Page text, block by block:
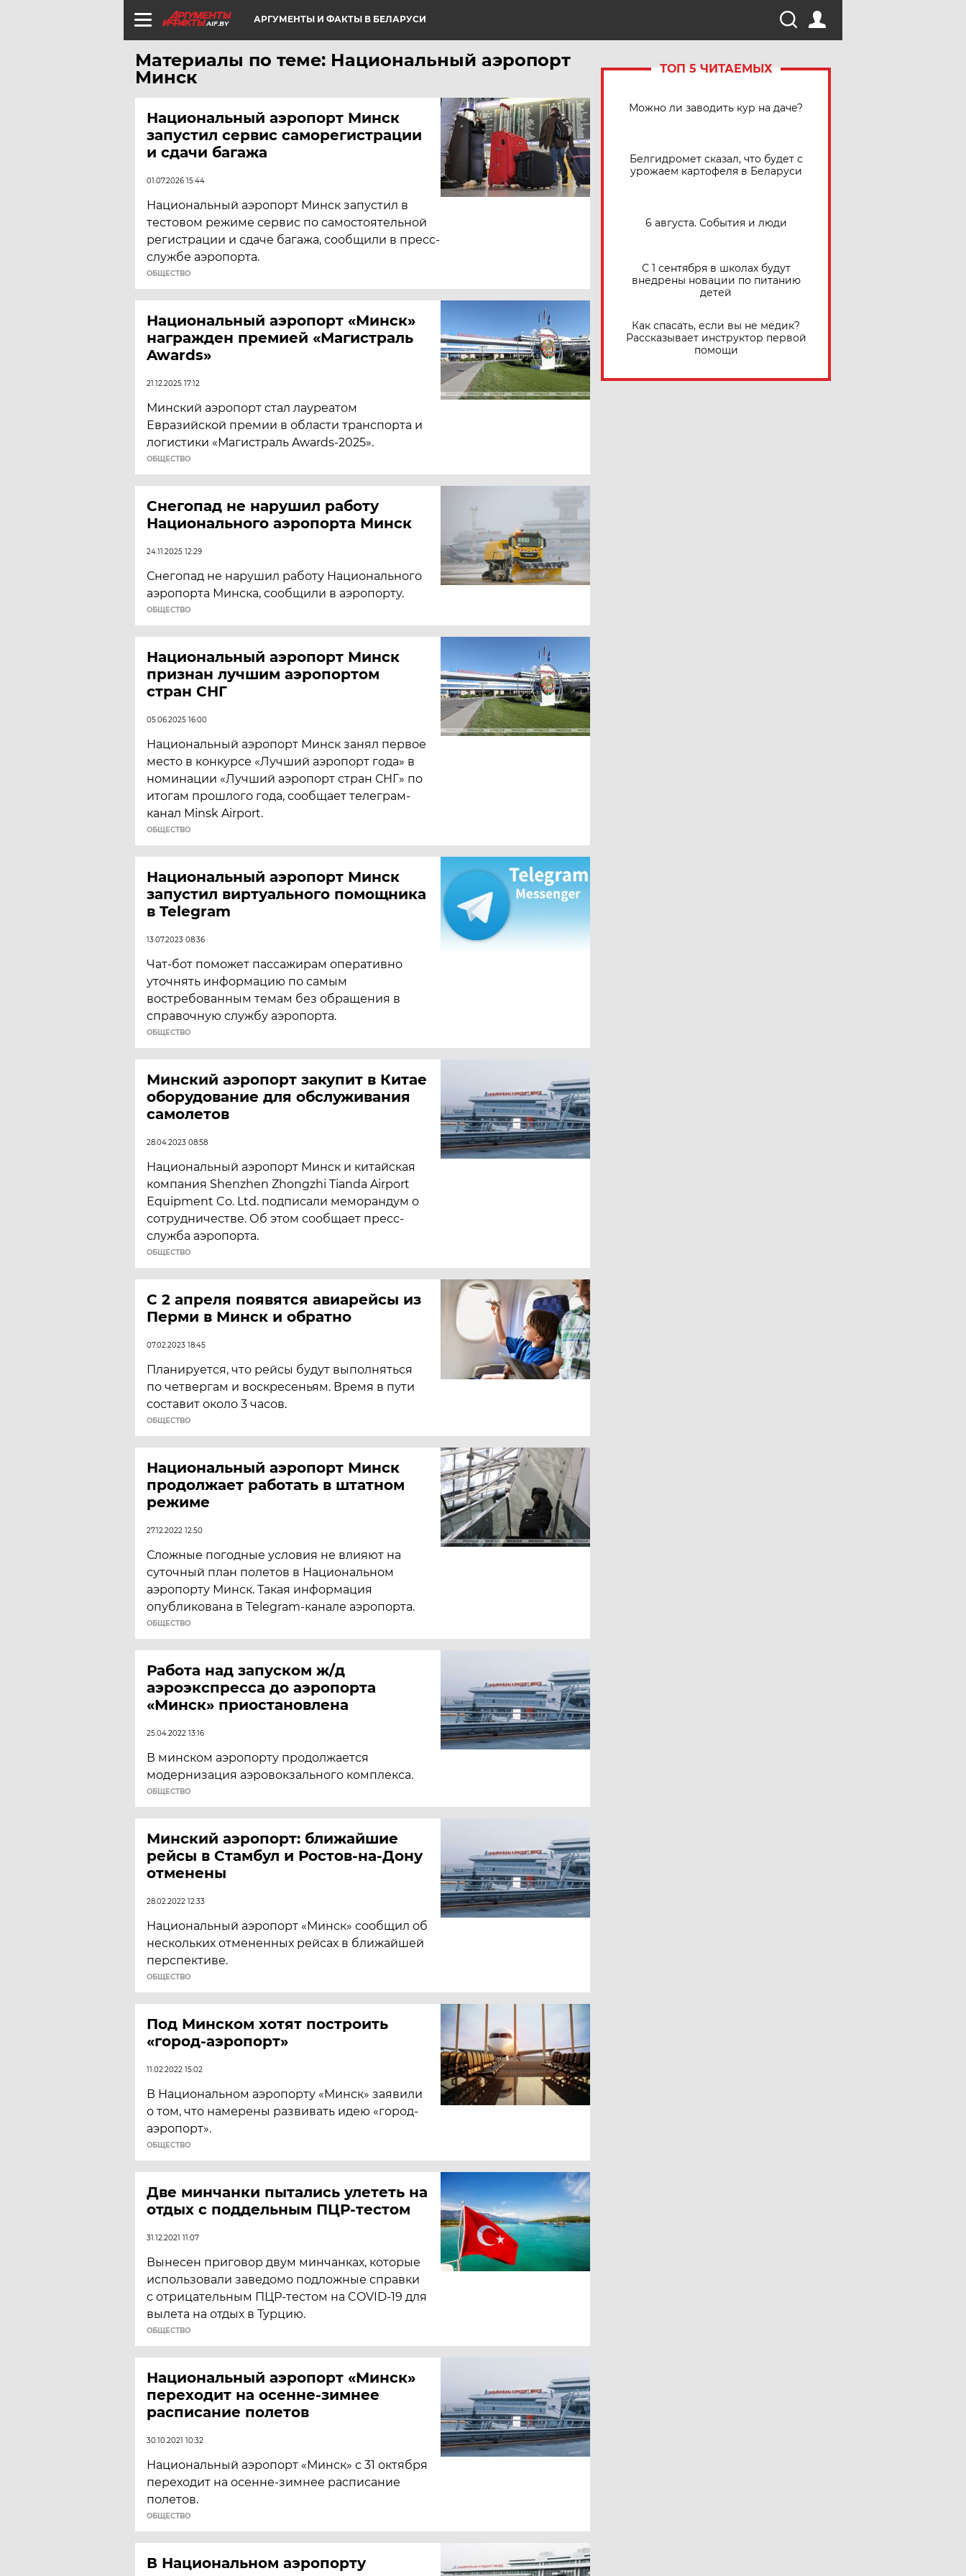
AIF.BY АРГУМЕНТЫ И ФАКТЫ В БЕЛАРУСИ
Материалы по теме: Национальный аэропорт
Минск
Национальный аэропорт Минск
запустил сервис саморегистрации
и сдачи багажа
01.07.2026 15:44
Национальный аэропорт Минск запустил в
тестовом режиме сервис по самостоятельной
регистрации и сдаче багажа, сообщили в пресс-
службе аэропорта.
ОБЩЕСТВО
Национальный аэропорт «Минск»
награжден премией «Магистраль
Awards»
21.12.2025 17:12
Минский аэропорт стал лауреатом
Евразийской премии в области транспорта и
логистики «Магистраль Awards-2025».
ОБЩЕСТВО
Снегопад не нарушил работу
Национального аэропорта Минск
24.11.2025 12:29
Снегопад не нарушил работу Национального
аэропорта Минска, сообщили в аэропорту.
ОБЩЕСТВО
Национальный аэропорт Минск
признан лучшим аэропортом
стран СНГ
05.06.2025 16:00
Национальный аэропорт Минск занял первое
место в конкурсе «Лучший аэропорт года» в
номинации «Лучший аэропорт стран СНГ» по
итогам прошлого года, сообщает телеграм-
канал Minsk Airport.
ОБЩЕСТВО
Национальный аэропорт Минск
запустил виртуального помощника
в Telegram
13.07.2023 08:36
Чат-бот поможет пассажирам оперативно
уточнять информацию по самым
востребованным темам без обращения в
справочную службу аэропорта.
ОБЩЕСТВО
Минский аэропорт закупит в Китае
оборудование для обслуживания
самолетов
28.04.2023 08:58
Национальный аэропорт Минск и китайская
компания Shenzhen Zhongzhi Tianda Airport
Equipment Co. Ltd. подписали меморандум о
сотрудничестве. Об этом сообщает пресс-
служба аэропорта.
ОБЩЕСТВО
С 2 апреля появятся авиарейсы из
Перми в Минск и обратно
07.02.2023 18:45
Планируется, что рейсы будут выполняться
по четвергам и воскресеньям. Время в пути
составит около 3 часов.
ОБЩЕСТВО
Национальный аэропорт Минск
продолжает работать в штатном
режиме
27.12.2022 12:50
Сложные погодные условия не влияют на
суточный план полетов в Национальном
аэропорту Минск. Такая информация
опубликована в Тelegram-канале аэропорта.
ОБЩЕСТВО
Работа над запуском ж/д
аэроэкспресса до аэропорта
«Минск» приостановлена
25.04.2022 13:16
В минском аэропорту продолжается
модернизация аэровокзального комплекса.
ОБЩЕСТВО
Минский аэропорт: ближайшие
рейсы в Стамбул и Ростов-на-Дону
отменены
28.02.2022 12:33
Национальный аэропорт «Минск» сообщил об
нескольких отмененных рейсах в ближайшей
перспективе.
ОБЩЕСТВО
Под Минском хотят построить
«город-аэропорт»
11.02.2022 15:02
В Национальном аэропорту «Минск» заявили
о том, что намерены развивать идею «город-
аэропорт».
ОБЩЕСТВО
Две минчанки пытались улететь на
отдых с поддельным ПЦР-тестом
31.12.2021 11:07
Вынесен приговор двум минчанках, которые
использовали заведомо подложные справки
с отрицательным ПЦР-тестом на COVID-19 для
вылета на отдых в Турцию.
ОБЩЕСТВО
Национальный аэропорт «Минск»
переходит на осенне-зимнее
расписание полетов
30.10.2021 10:32
Национальный аэропорт «Минск» с 31 октября
переходит на осенне-зимнее расписание
полетов.
ОБЩЕСТВО
В Национальном аэропорту
ТОП 5 ЧИТАЕМЫХ
Можно ли заводить кур на даче?
Белгидромет сказал, что будет с
урожаем картофеля в Беларуси
6 августа. События и люди
С 1 сентября в школах будут
внедрены новации по питанию
детей
Как спасать, если вы не медик?
Рассказывает инструктор первой
помощи